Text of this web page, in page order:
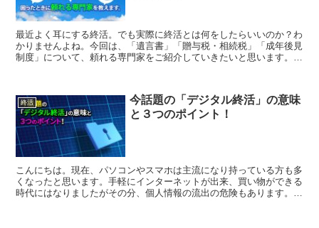
最近よく耳にする終活。でも実際に終活とは何をしたらいいのか？わ
かりませんよね。今回は、「遺言書」「贈与税・相続税」「成年後見
制度」について、頼れる専門家をご紹介していきたいと思います。ま
終活
今話題の「デジタル終活」の意味
と３つのポイント！
こんにちは。現在、パソコンやスマホは主流になり持っている方も多
くなったと思います。手軽にインターネットが出来、買い物ができる
時代にはなりましたがその分、個人情報の流出の危険もあります。し